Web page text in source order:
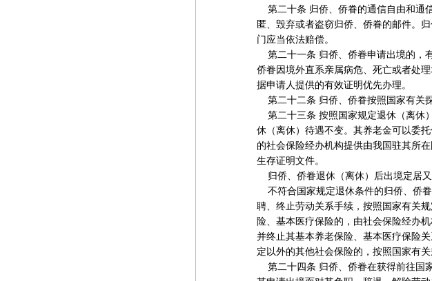
第二十条 归侨、侨眷的通信自由和通
匿、毁弃或者盗窃归侨、侨眷的邮件。
门应当依法赔偿。
第二十一条 归侨、侨眷申请出境的，
侨眷因境外直系亲属病危、死亡或者处
据申请人提供的有效证明优先办理。
第二十二条 归侨、侨眷按照国家有关
第二十三条 按照国家规定退休（离休
休（离休）待遇不变。其养老金可以委
的社会保险经办机构提供由我国驻其所
生存证明文件。
归侨、侨眷退休（离休）后出境定居
不符合国家规定退休条件的归侨、侨
聘、终止劳动关系手续，按照国家有关
险、基本医疗保险的，由社会保险经办
并终止其基本养老保险、基本医疗保险
定以外的其他社会保险的，按照国家有
第二十四条 归侨、侨眷在获得前往国